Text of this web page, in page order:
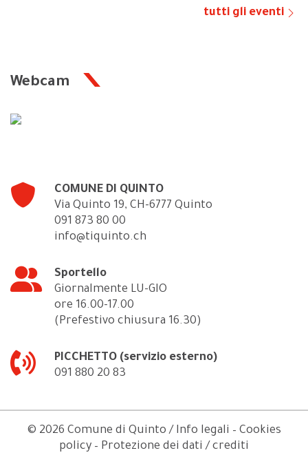
tutti gli eventi
Webcam
COMUNE DI QUINTO
Via Quinto 19, CH-6777 Quinto
091 873 80 00
info@tiquinto.ch
Sportello
Giornalmente LU-GIO
ore 16.00-17.00
(Prefestivo chiusura 16.30)
PICCHETTO (servizio esterno)
091 880 20 83
© 2026 Comune di Quinto / Info legali – Cookies
policy – Protezione dei dati / crediti